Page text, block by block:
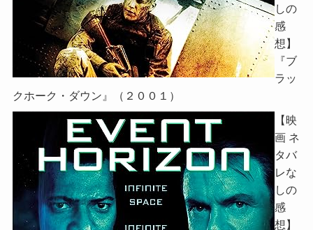
しの
感
想】
『ブ
ラッ
クホーク・ダウン』（２００１）
【映
画 ネ
タバ
レな
しの
感
想】